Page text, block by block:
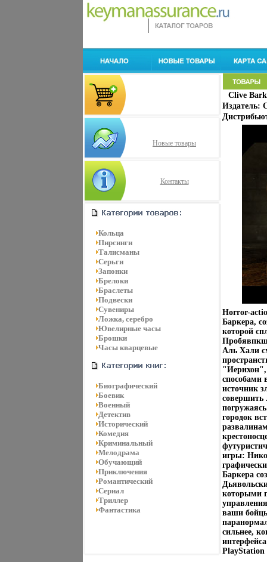
Новые товары
Контакты
Кольца
Пирсинги
Талисманы
Серьги
Запонки
Брелоки
Браслеты
Подвески
Сувениры
Ложка, серебро
Ювелирные часы
Брошки
Часы кварцевые
Биографический
Боевик
Военный
Детектив
Исторический
Комедия
Криминальный
Мелодрама
Обучающий
Приключения
Романтический
Сериал
Триллер
Фантастика
Clive
Издатель:
Horror-
Баркера,
которой
Аль Хали
способами
источник
совершить
городок
игры:
Баркера
которыми
ваши
сильнее,
PlayStation